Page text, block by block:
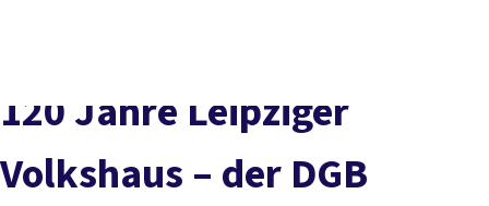
Service
120 Jahre Leipziger
Volkshaus – der DGB